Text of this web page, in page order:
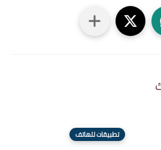
تطبيقات للهاتف